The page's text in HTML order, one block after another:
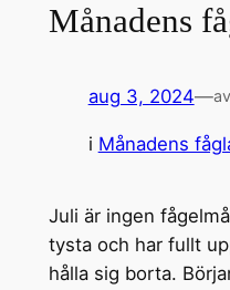
Månadens
aug 3, 2024—av
i Månadens
Juli är ingen
tysta och har fullt
hålla sig borta.